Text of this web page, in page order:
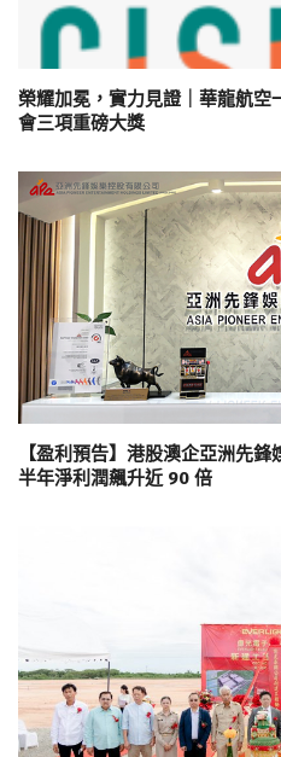
榮耀加冕，實力見證｜華龍航空
會三項重磅大獎
【盈利預告】港股澳企亞洲先
半年淨利潤飆升近 90 倍